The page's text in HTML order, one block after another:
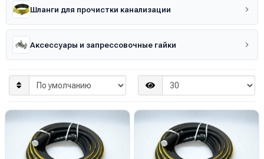
Шланги для прочистки канализации
Аксессуары и запрессовочные гайки